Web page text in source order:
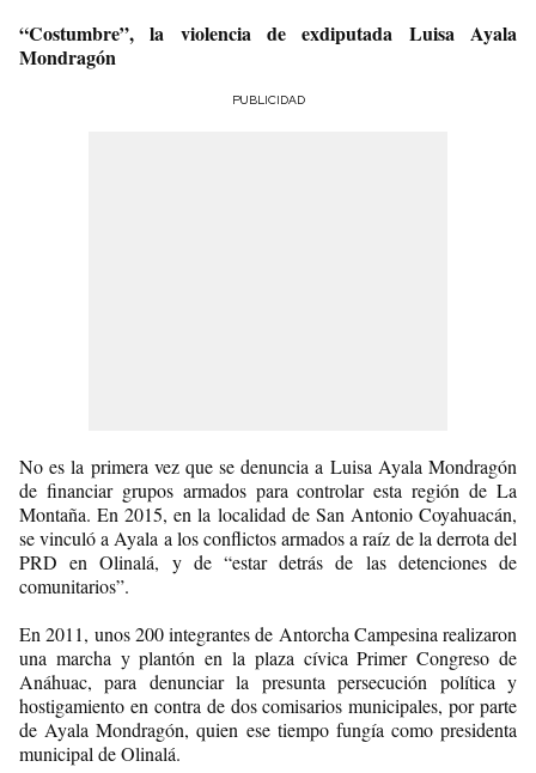
“Costumbre”, la violencia de exdiputada Luisa Ayala
Mondragón
PUBLICIDAD
No es la primera vez que se denuncia a Luisa Ayala Mondragón
de financiar grupos armados para controlar esta región de La
Montaña. En 2015, en la localidad de San Antonio Coyahuacán,
se vinculó a Ayala a los conflictos armados a raíz de la derrota del
PRD en Olinalá, y de “estar detrás de las detenciones de
comunitarios”.
En 2011, unos 200 integrantes de Antorcha Campesina realizaron
una marcha y plantón en la plaza cívica Primer Congreso de
Anáhuac, para denunciar la presunta persecución política y
hostigamiento en contra de dos comisarios municipales, por parte
de Ayala Mondragón, quien ese tiempo fungía como presidenta
municipal de Olinalá.